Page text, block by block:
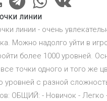
линии
линии - очень
Можно надолго уйти в
более 1000 уровней.
точки одного и того же
уровней с разной
ОБЩИЙ: - Новичок - Легко